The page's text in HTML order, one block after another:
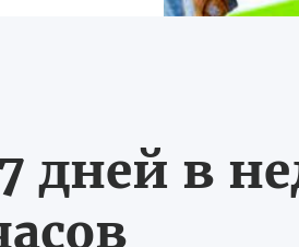
дней в